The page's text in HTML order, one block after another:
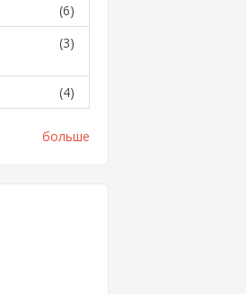
(6)
(3)
(4)
больше